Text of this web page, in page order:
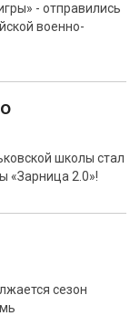
- отправились
военно-
школы стал
«Зарница 2.0»!
сезон